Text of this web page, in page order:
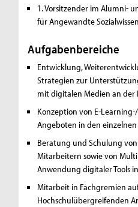
1. Vorsitzender im Alumni-
für Angewandte
Aufgabenbereiche
Entwicklung,
Strategien zur
mit digitalen Medien an der
Konzeption von E-
Angeboten in den
Beratung und Schulung
Mitarbeitern sowie von
Anwendung digitaler Tools
Mitarbeit in Fachgremien
Hochschulübergreifenden